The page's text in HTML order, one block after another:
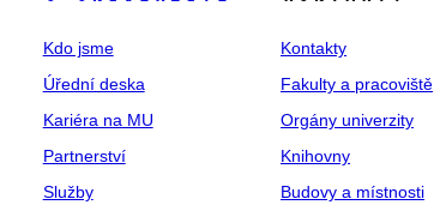
Kdo jsme
Úřední deska
Kariéra na MU
Partnerství
Služby
Kontakty
Fakulty a pracoviště
Orgány univerzity
Knihovny
Budovy a místnosti